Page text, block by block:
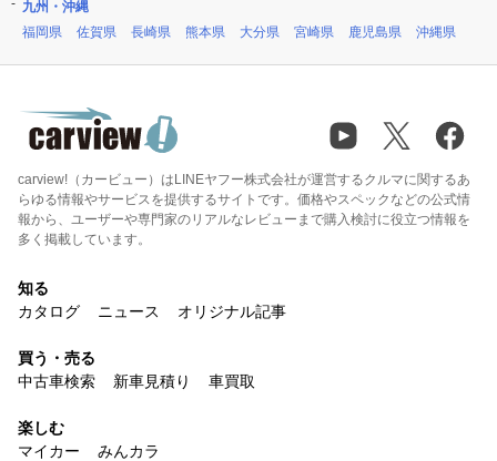
九州・沖縄
福岡県
佐賀県 長崎県 熊本県 大分県 宮崎県 鹿児島県 沖縄県
carview!（カービュー）はLINEヤフー株式会社が運営するクルマに関するあ
らゆる情報やサービスを提供するサイトです。価格やスペックなどの公式情
報から、ユーザーや専門家のリアルなレビューまで購入検討に役立つ情報を
多く掲載しています。
知る
カタログ
ニュース オリジナル記事
買う・売る
中古車検索
新車見積り 車買取
楽しむ
マイカー
みんカラ